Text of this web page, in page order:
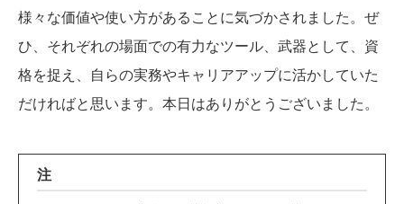
様々な価値や使い方があることに気づかされました。ぜ
ひ、それぞれの場面での有力なツール、武器として、資
格を捉え、自らの実務やキャリアアップに活かしていた
だければと思います。本日はありがとうございました。
注